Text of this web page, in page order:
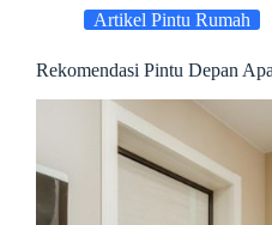
Artikel Pintu Rumah
Rekomendasi Pintu Depan